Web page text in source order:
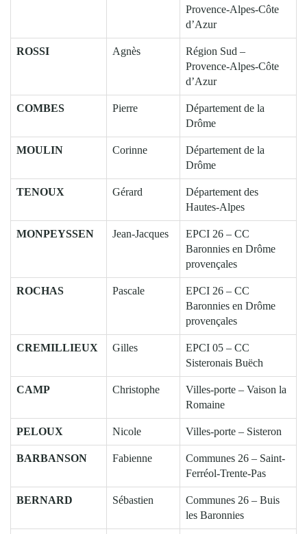
Provence-Alpes-Côte
d’Azur
ROSSI Agnès
Région Sud –
Provence-Alpes-Côte
d’Azur
COMBES Pierre
Département de la
Drôme
MOULIN Corinne
Département de la
Drôme
TENOUX Gérard
Département des
Hautes-Alpes
MONPEYSSEN Jean-Jacques
EPCI 26 – CC
Baronnies en Drôme
provençales
ROCHAS Pascale
EPCI 26 – CC
Baronnies en Drôme
provençales
CREMILLIEUX Gilles
EPCI 05 – CC
Sisteronais Buëch
CAMP Christophe
Villes-porte – Vaison la
Romaine
PELOUX Nicole Villes-porte – Sisteron
BARBANSON Fabienne
Communes 26 – Saint-
Ferréol-Trente-Pas
BERNARD Sébastien
Communes 26 – Buis
les Baronnies